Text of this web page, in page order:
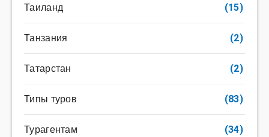
Таиланд (15)
Танзания (2)
Татарстан (2)
Типы туров (83)
Турагентам (34)